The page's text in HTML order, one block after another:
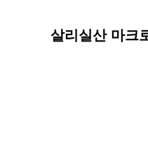
살리실산 마크